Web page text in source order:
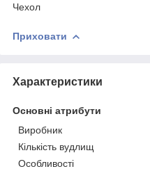
Чехол
Приховати
Характеристики
Основні атрибути
Виробник
Кількість вудлищ
Особливості